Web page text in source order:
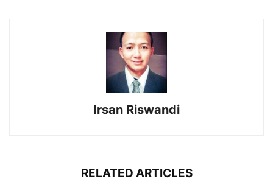
Irsan Riswandi
RELATED ARTICLES